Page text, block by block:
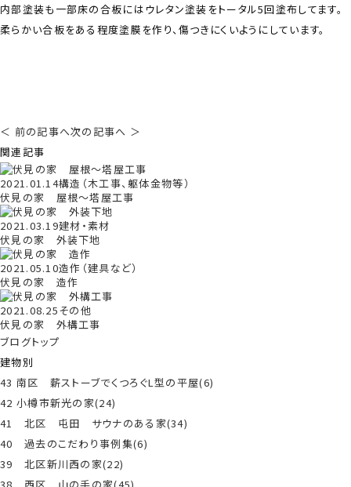
内部塗装も一部床の合板にはウレタン塗装をトータル5回塗布してます。
柔らかい合板をある程度塗膜を作り、傷つきにくいようにしています。
＜ 前の記事へ次の記事へ ＞
関連記事
2021.01.14構造（木工事、躯体金物等）
伏見の家 屋根〜塔屋工事
2021.03.19建材・素材
伏見の家 外装下地
2021.05.10造作（建具など）
伏見の家 造作
2021.08.25その他
伏見の家 外構工事
ブログトップ
建物別
43 南区 薪ストーブでくつろぐL型の平屋(6)
42 小樽市新光の家(24)
41 北区 屯田 サウナのある家(34)
40 過去のこだわり事例集(6)
39 北区新川西の家(22)